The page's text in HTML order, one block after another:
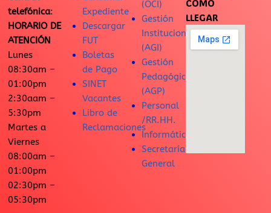
telefónica:
HORARIO DE
ATENCIÓN
Lunes
08:30am –
01:00pm
2:30aam –
5:30pm
Martes a
Viernes
08:00am –
01:00pm
02:30pm –
05:30pm
Expediente
Descargar
FUT
Boletas
de Pago
SINET
Vacantes
Libro de
Reclamaciones
(OCI)
Gestión
Institucional
(AGI)
Gestión
Pedagógica
(AGP)
Personal
/RR.HH.
Informática
Secretaría
General
CÓMO
LLEGAR